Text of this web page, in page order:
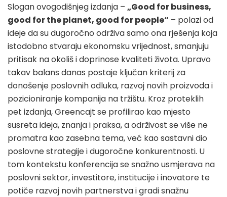
Slogan ovogodišnjeg izdanja – „Good for business,
good for the planet, good for people“ – polazi od
ideje da su dugoročno održiva samo ona rješenja koja
istodobno stvaraju ekonomsku vrijednost, smanjuju
pritisak na okoliš i doprinose kvaliteti života. Upravo
takav balans danas postaje ključan kriterij za
donošenje poslovnih odluka, razvoj novih proizvoda i
pozicioniranje kompanija na tržištu. Kroz proteklih
pet izdanja, Greencajt se profilirao kao mjesto
susreta ideja, znanja i praksa, a održivost se više ne
promatra kao zasebna tema, već kao sastavni dio
poslovne strategije i dugoročne konkurentnosti. U
tom kontekstu konferencija se snažno usmjerava na
poslovni sektor, investitore, institucije i inovatore te
potiče razvoj novih partnerstva i gradi snažnu